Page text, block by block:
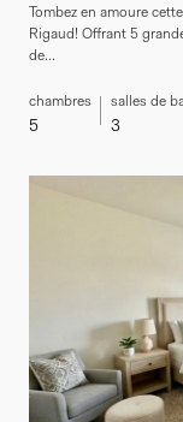
Tombez en amoure
Rigaud! Offrant 5
de...
chambres
5
salles de
3